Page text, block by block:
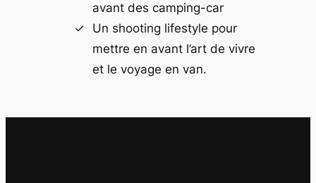
avant des camping-car
Un shooting lifestyle pour
mettre en avant l’art de vivre
et le voyage en van.